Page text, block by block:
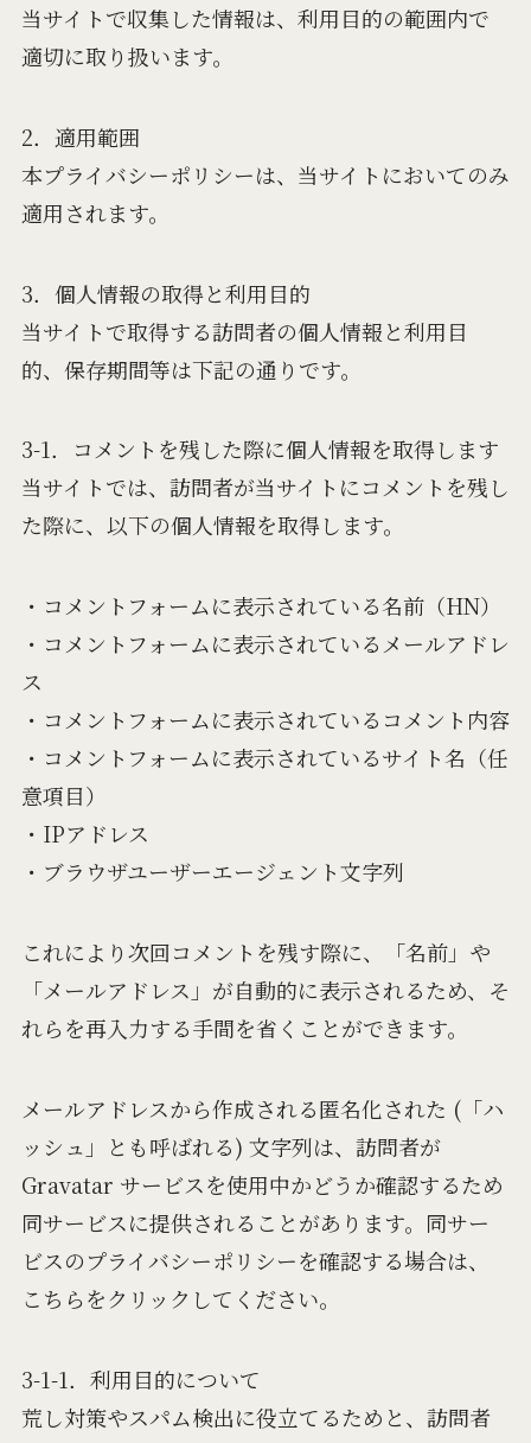
当サイトで収集した情報は、利用目的の範囲内で
適切に取り扱います。
2．適用範囲
本プライバシーポリシーは、当サイトにおいてのみ
適用されます。
3．個人情報の取得と利用目的
当サイトで取得する訪問者の個人情報と利用目
的、保存期間等は下記の通りです。
3-1．コメントを残した際に個人情報を取得します
当サイトでは、訪問者が当サイトにコメントを残し
た際に、以下の個人情報を取得します。
・コメントフォームに表示されている名前（HN）
・コメントフォームに表示されているメールアドレ
ス
・コメントフォームに表示されているコメント内容
・コメントフォームに表示されているサイト名（任
意項目）
・IPアドレス
・ブラウザユーザーエージェント文字列
これにより次回コメントを残す際に、「名前」や
「メールアドレス」が自動的に表示されるため、そ
れらを再入力する手間を省くことができます。
メールアドレスから作成される匿名化された (「ハ
ッシュ」とも呼ばれる) 文字列は、訪問者が
Gravatar サービスを使用中かどうか確認するため
同サービスに提供されることがあります。同サー
ビスのプライバシーポリシーを確認する場合は、
こちらをクリックしてください。
3-1-1．利用目的について
荒し対策やスパム検出に役立てるためと、訪問者